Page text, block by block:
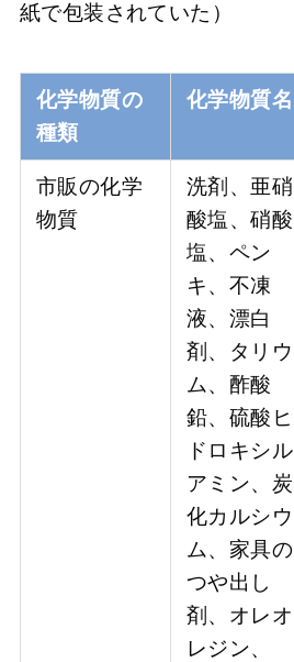
紙で包装されていた）
化学物質の
種類
化学物質名
市販の化学
物質
洗剤、亜硝
酸塩、硝酸
塩、ペン
キ、不凍
液、漂白
剤、タリウ
ム、酢酸
鉛、硫酸ヒ
ドロキシル
アミン、炭
化カルシウ
ム、家具の
つや出し
剤、オレオ
レジン、